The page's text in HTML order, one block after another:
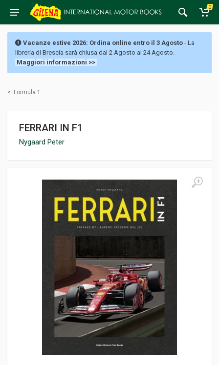
0
Vacanze estive 2026: Ordina online entro il 3 Agosto - La
libreria di Brescia sarà chiusa dal 2 Agosto al 24 Agosto.
Maggiori informazioni >>
< Formula 1
FERRARI IN F1
Nygaard Peter